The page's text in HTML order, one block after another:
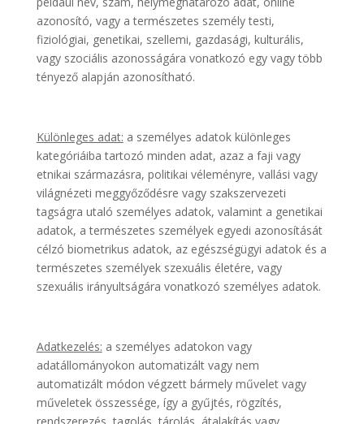
azonosító, vagy a természetes személy testi,
fiziológiai, genetikai, szellemi, gazdasági, kulturális,
vagy szociális azonosságára vonatkozó egy vagy több
tényező alapján azonosítható.
Különleges adat: a személyes adatok különleges
kategóriáiba tartozó minden adat, azaz a faji vagy
etnikai származásra, politikai véleményre, vallási vagy
világnézeti meggyőződésre vagy szakszervezeti
tagságra utaló személyes adatok, valamint a genetikai
adatok, a természetes személyek egyedi azonosítását
célzó biometrikus adatok, az egészségügyi adatok és a
természetes személyek szexuális életére, vagy
szexuális irányultságára vonatkozó személyes adatok.
Adatkezelés: a személyes adatokon vagy
adatállományokon automatizált vagy nem
automatizált módon végzett bármely művelet vagy
műveletek összessége, így a gyűjtés, rögzítés,